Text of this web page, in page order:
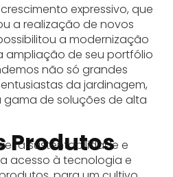
expressivo, que
a realização de novos
a modernização
ampliação de seu portfólio
não só grandes
da jardinagem,
de soluções de alta
a sustentabilidade e
acesso à tecnologia e
Produtos